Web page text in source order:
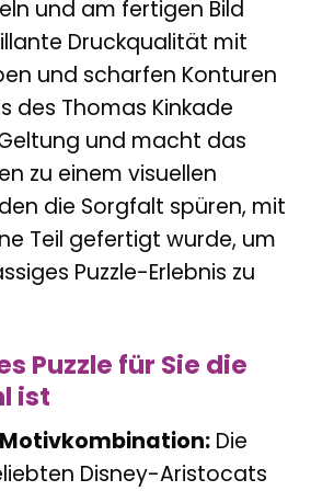
und am fertigen Bild
Druckqualität mit
und scharfen Konturen
des Thomas Kinkade
und macht das
zu einem visuellen
die Sorgfalt spüren, mit
Teil gefertigt wurde, um
Puzzle-Erlebnis zu
Puzzle für Sie die
ist
Die
Disney-Aristocats